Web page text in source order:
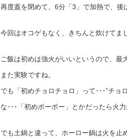
再度蓋を閉めて、6分「3」で加熱で、後
今回はオコゲもなく、きちんと炊けてま
ご飯は初めは強火がいいというので、最
また実験ですね。
でも「初めチョロチョロ」って･･･”チョ
な･･･「初めボーボー」とかだったら火
でも土鍋と違って、ホーロー鍋は火を止